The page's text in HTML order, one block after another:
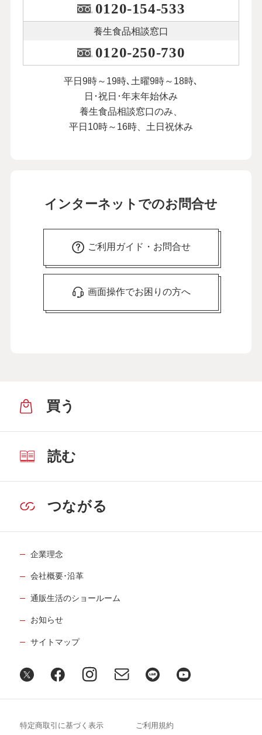
0120-154-533
養生食品相談窓口
0120-250-730
平日9時～19時､土曜9時～18時､
日･祝日･年末年始休み
養生食品相談窓口のみ、
平日10時～16時、土日祝休み
インターネットでのお問合せ
ご利用ガイド・お問合せ
画面操作でお困りの方へ
買う
読む
つながる
企業理念
会社概要･沿革
通販生活のショールーム
お知らせ
サイトマップ
特定商取引に基づく表示 ご利用規約